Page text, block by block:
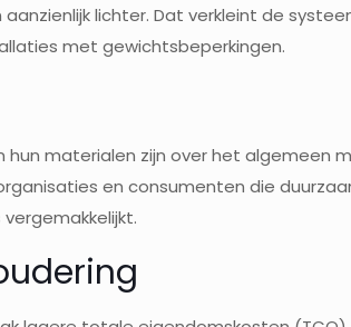
lichter. Dat verkleint de
met gewichtsbeperkingen.
hun materialen zijn over het algemeen
en consumenten die